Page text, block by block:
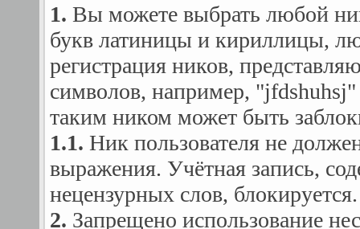
1. Вы можете выбрать любой
букв латиницы и кириллицы,
регистрация ников,
символов, например,
таким ником может быть
1.1. Ник пользователя не
выражения. Учётная запись,
нецензурных слов, блокируется.
2. Запрещено использование